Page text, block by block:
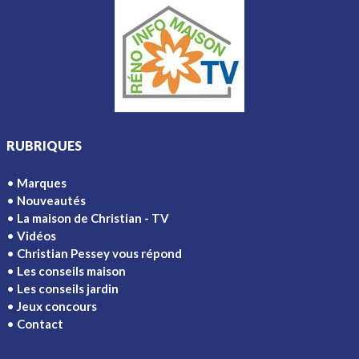
RUBRIQUES
Marques
Nouveautés
La maison de Christian - TV
Vidéos
Christian Pessey vous répond
Les conseils maison
Les conseils jardin
Jeux concours
Contact